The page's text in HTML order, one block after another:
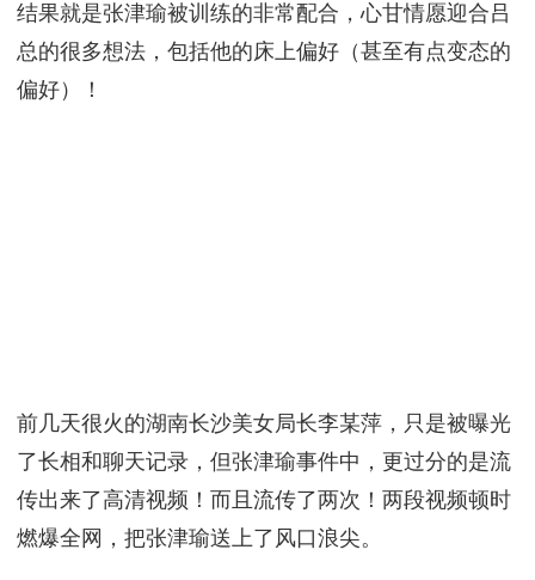
吕杨
吕总被网友挖出来名叫吕知樾，又叫吕杨‬。40多岁，
人，这些人建了个微信群，他们经常在在群里‬分享‬捕
猎‬美女‬的‬心得‬、经验‬和‬战绩‬，也会‬分享‬自己‬拍的‬视频‬
和‬聊天‬记录‬来‬炫耀‬。